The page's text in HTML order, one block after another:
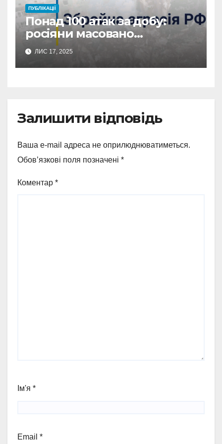
ПУБЛІКАЦІЇ
Понад 100 атак за добу:
росіяни масовано
обстріляли Сумщину
ЛИС 17, 2025
Залишити відповідь
Ваша e-mail адреса не оприлюднюватиметься.
Обов’язкові поля позначені *
Коментар *
Ім'я *
Email *